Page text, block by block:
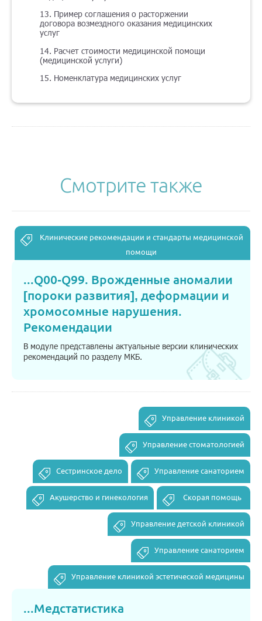
13. Пример соглашения о расторжении
договора возмездного оказания медицинских
услуг
14. Расчет стоимости медицинской помощи
(медицинской услуги)
15. Номенклатура медицинских услуг
Смотрите также
Клинические рекомендации и стандарты медицинской
помощи
...Q00-Q99. Врожденные аномалии
[пороки развития], деформации и
хромосомные нарушения.
Рекомендации
В модуле представлены актуальные версии клинических
рекомендаций по разделу МКБ.
Управление клиникой
Управление стоматологией
Управление санаторием
Сестринское дело
Скорая помощь
Акушерство и гинекология
Управление детской клиникой
Управление санаторием
Управление клиникой эстетической медицины
...Медстатистика